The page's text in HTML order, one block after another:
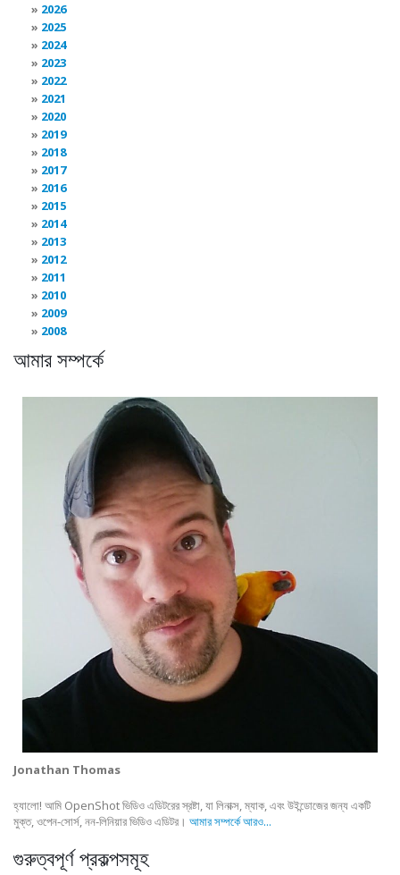
2026
2025
2024
2023
2022
2021
2020
2019
2018
2017
2016
2015
2014
2013
2012
2011
2010
2009
2008
আমার সম্পর্কে
Jonathan Thomas
হ্যালো! আমি OpenShot ভিডিও এডিটরের স্রষ্টা, যা লিনাক্স, ম্যাক, এবং উইন্ডোজের জন্য একটি
মুক্ত, ওপেন-সোর্স, নন-লিনিয়ার ভিডিও এডিটর। আমার সম্পর্কে আরও...
গুরুত্বপূর্ণ প্রকল্পসমূহ